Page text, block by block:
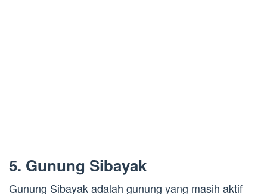
5. Gunung Sibayak
Gunung Sibayak adalah gunung yang masih aktif